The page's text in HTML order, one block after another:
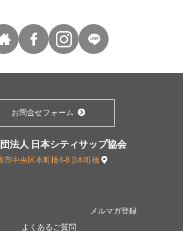
お問合せフォーム
法人 日本シティサップ協会
市中央区本町橋4-8 β本町橋
メルマガ登録
よくあるご質問